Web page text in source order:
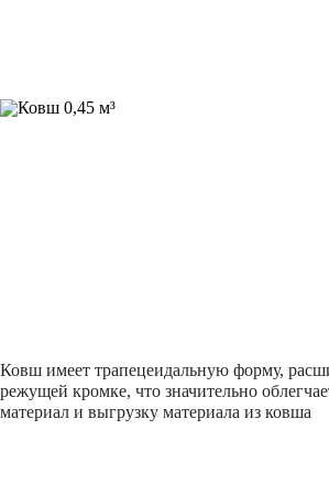
Ковш имеет трапецеидальную форму,
режущей кромке, что значительно
материал и выгрузку материала из ковша